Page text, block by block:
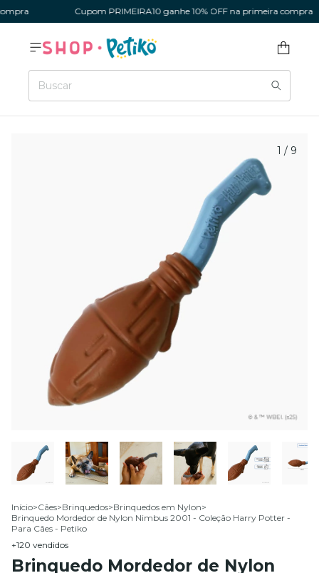
Cupom PRIMEIRA10 ganhe 10% OFF na primeira compra
1 / 9
Início>Cães>Brinquedos>Brinquedos em Nylon>
Brinquedo Mordedor de Nylon Nimbus 2001 - Coleção Harry Potter -
Para Cães - Petiko
+120 vendidos
Brinquedo Mordedor de Nylon